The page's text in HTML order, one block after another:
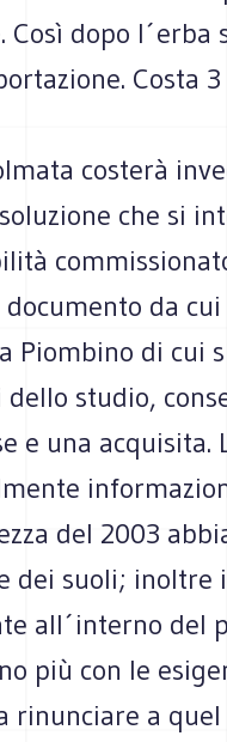
Così dopo
Costa
costerà
che si
da
Piombino di cui
studio,
e una
del 2003
dei suoli; inoltre
all´interno del
più con le
rinunciare a